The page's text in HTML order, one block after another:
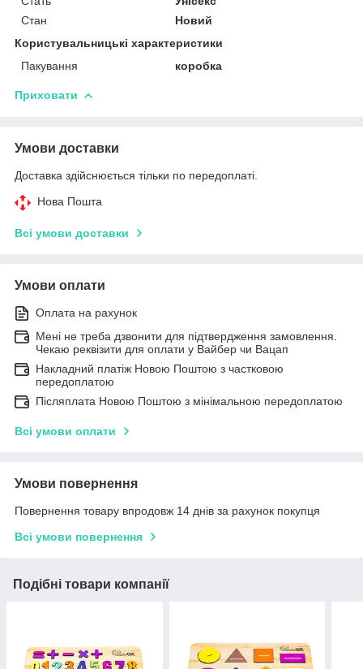
Стан
Новий
Користувальницькі характеристики
Пакування
коробка
Приховати
Умови доставки
Доставка здійснюється тільки по передоплаті.
Нова Пошта
Всі умови доставки
Умови оплати
Оплата на рахунок
Мені не треба дзвонити для підтвердження замовлення.
Чекаю реквізити для оплати у Вайбер чи Вацап
Накладний платіж Новою Поштою з частковою
передоплатою
Післяплата Новою Поштою з мінімальною передоплатою
Всі умови оплати
Умови повернення
Повернення товару впродовж 14 днів за рахунок покупця
Всі умови повернення
Подібні товари компанії